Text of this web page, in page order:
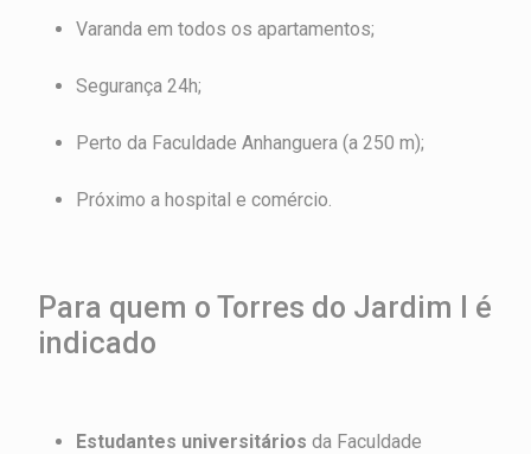
Varanda em todos os apartamentos;
Segurança 24h;
Perto da Faculdade Anhanguera (a 250 m);
Próximo a hospital e comércio.
Para quem o Torres do Jardim I é
indicado
Estudantes universitários da Faculdade